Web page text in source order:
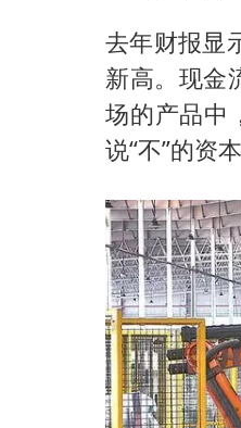
去年财报显
新高。现金
场的产品中
说“不”的资本